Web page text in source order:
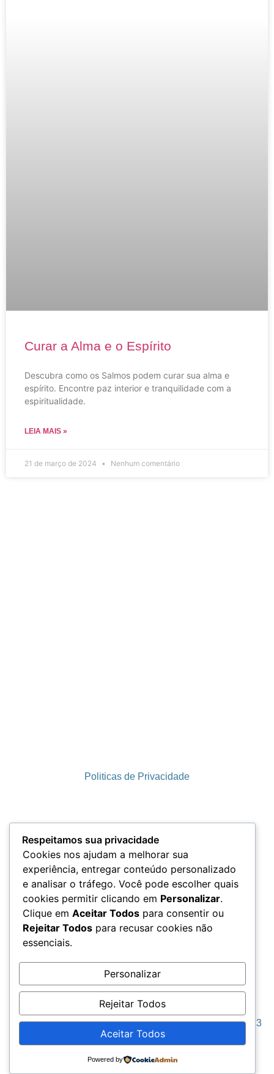
Curar a Alma e o Espírito
Descubra como os Salmos podem curar sua alma e
espírito. Encontre paz interior e tranquilidade com a
espiritualidade.
LEIA MAIS »
21 de março de 2024 Nenhum comentário
Politicas de Privacidade
Termos e Condições
LGPD
Seja Grato © 2023
Todos os direitos reservados. “Dicolah MKT”
Respeitamos sua privacidade
Cookies nos ajudam a melhorar sua
experiência, entregar conteúdo personalizado
e analisar o tráfego. Você pode escolher quais
cookies permitir clicando em Personalizar.
Clique em Aceitar Todos para consentir ou
Rejeitar Todos para recusar cookies não
essenciais.
Personalizar
Rejeitar Todos
Aceitar Todos
Powered by